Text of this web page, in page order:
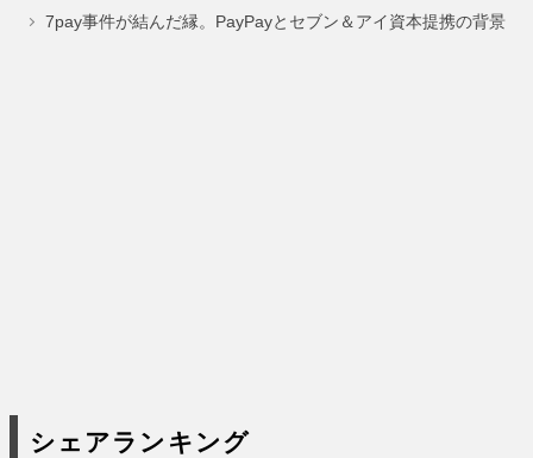
ジ
ジ
ジ
ジ
7pay事件が結んだ縁。PayPayとセブン＆アイ資本提携の背景
シェアランキング